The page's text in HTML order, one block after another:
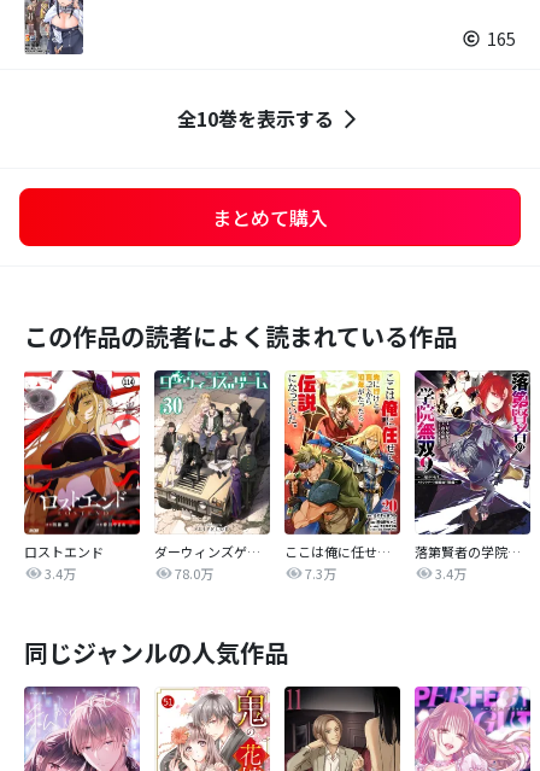
165
全10巻を表示する
まとめて購入
この作品の読者によく読まれている作品
ロストエンド
3.4万
ダーウィンズゲーム
78.0万
ここは俺に任せて先に行けと言ってから10年がたったら伝説になっていた。
7.3万
落第賢者の学院無双 ～二度目の転生、Ｓランクチート魔術師冒険録～
3.4万
同じジャンルの人気作品